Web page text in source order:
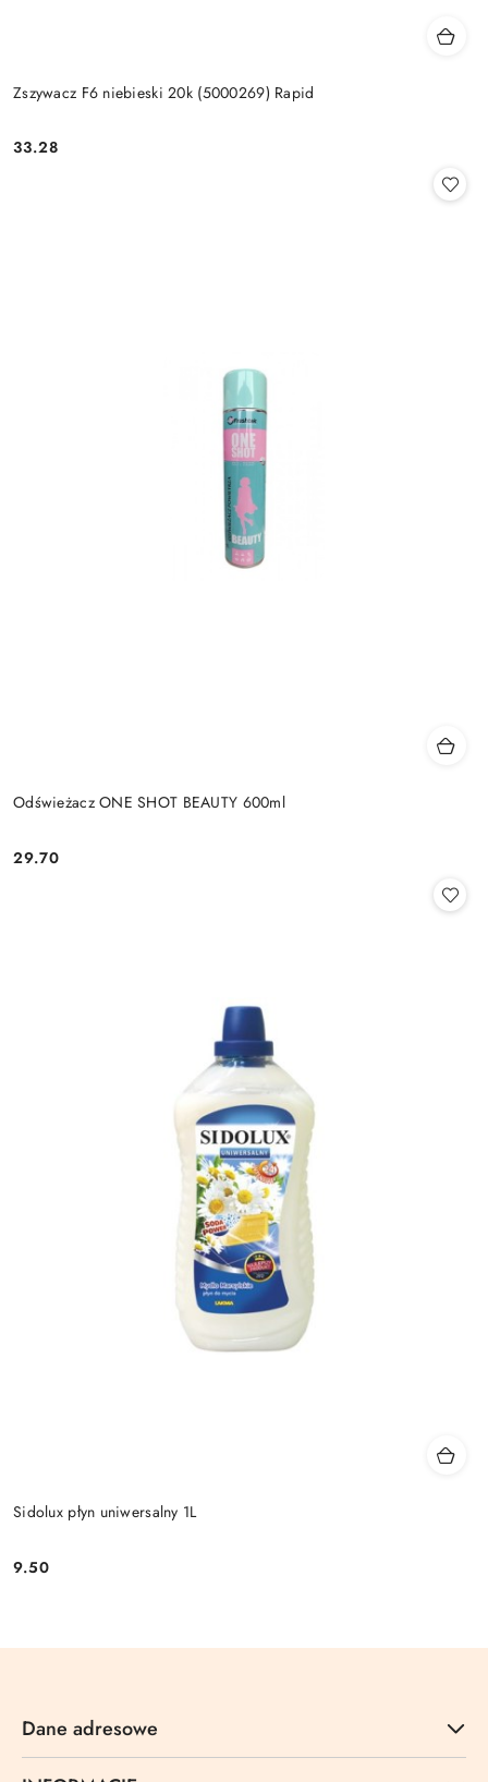
Zszywacz F6 niebieski 20k (5000269) Rapid
Cena:
33.28
Odświeżacz ONE SHOT BEAUTY 600ml
Cena:
29.70
Sidolux płyn uniwersalny 1L
Cena:
9.50
Dane adresowe